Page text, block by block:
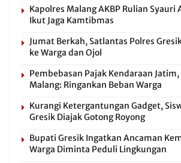
Kapolres Malang AKBP Rulian Syauri
Ikut Jaga Kamtibmas
Jumat Berkah, Satlantas Polres
ke Warga dan Ojol
Pembebasan Pajak Kendaraan
Malang: Ringankan Beban Warga
Kurangi Ketergantungan Gadget,
Gresik Diajak Gotong Royong
Bupati Gresik Ingatkan Ancaman
Warga Diminta Peduli Lingkungan